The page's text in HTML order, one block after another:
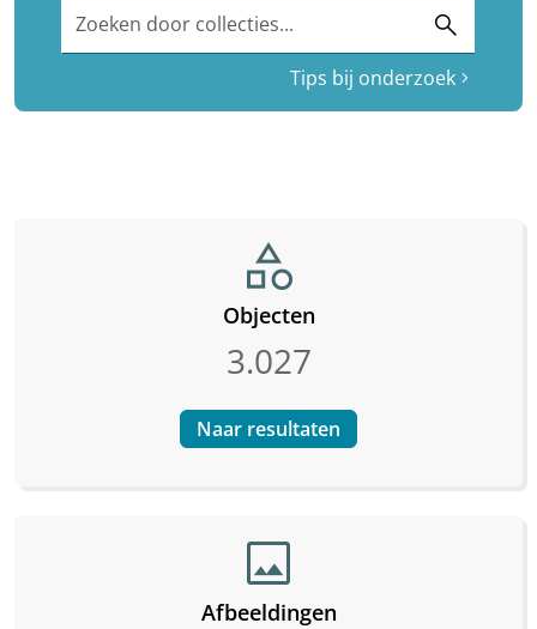
search
Tips bij onderzoek chevron_right
category
Objecten
3.027
Naar resultaten
image
Afbeeldingen